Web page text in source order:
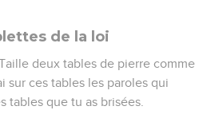
de la loi
deux tables de pierre comme
sur ces tables les paroles qui
tables que tu as brisées.